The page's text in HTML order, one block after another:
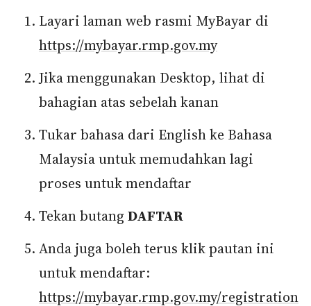
Layari laman web rasmi MyBayar di
https://mybayar.rmp.gov.my
Jika menggunakan Desktop, lihat di
bahagian atas sebelah kanan
Tukar bahasa dari English ke Bahasa
Malaysia untuk memudahkan lagi
proses untuk mendaftar
Tekan butang DAFTAR
Anda juga boleh terus klik pautan ini
untuk mendaftar:
https://mybayar.rmp.gov.my/registration